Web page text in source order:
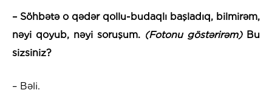
– Söhbətə o qədər qollu-budaqlı başladıq, bilmirəm,
nəyi qoyub, nəyi soruşum. (Fotonu göstərirəm)Bu
sizsiniz?
– Bəli.